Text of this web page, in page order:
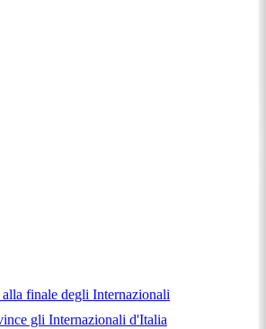
finale degli Internazionali
gli Internazionali d'Italia